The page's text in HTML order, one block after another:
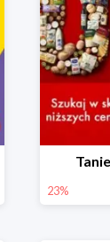
23%